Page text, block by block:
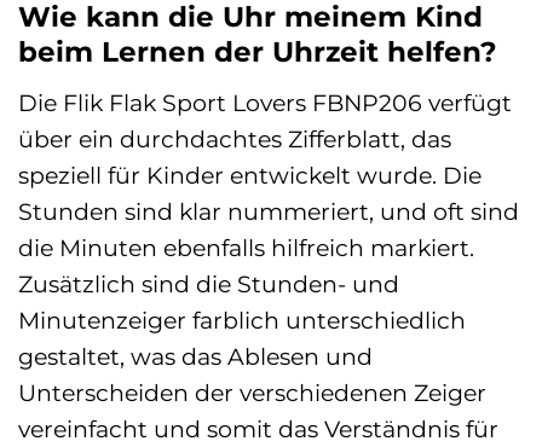
Wie kann die Uhr meinem Kind
beim Lernen der Uhrzeit helfen?
Die Flik Flak Sport Lovers FBNP206 verfügt
über ein durchdachtes Zifferblatt, das
speziell für Kinder entwickelt wurde. Die
Stunden sind klar nummeriert, und oft sind
die Minuten ebenfalls hilfreich markiert.
Zusätzlich sind die Stunden- und
Minutenzeiger farblich unterschiedlich
gestaltet, was das Ablesen und
Unterscheiden der verschiedenen Zeiger
vereinfacht und somit das Verständnis für